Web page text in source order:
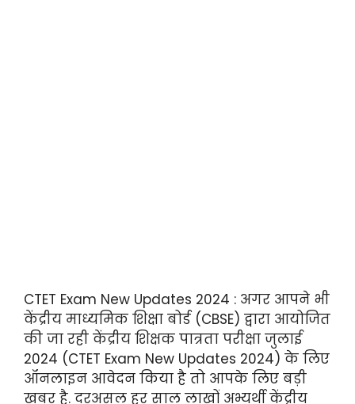
CTET Exam New Updates 2024 : अगर आपने भी
केंद्रीय माध्यमिक शिक्षा बोर्ड (CBSE) द्वारा आयोजित
की जा रही केंद्रीय शिक्षक पात्रता परीक्षा जुलाई
2024 (CTET Exam New Updates 2024) के लिए
ऑनलाइन आवेदन किया है तो आपके लिए बड़ी
खबर है. दरअसल हर साल लाखों अभ्यर्थी केंद्रीय